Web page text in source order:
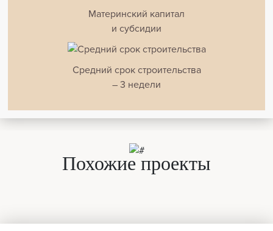
Материнский капитал
и субсидии
Средний срок строительства
– 3 недели
Похожие проекты